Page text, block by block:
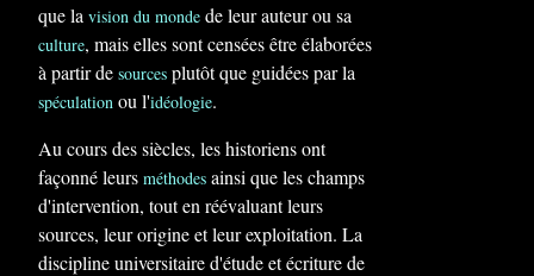
que la vision du monde de leur auteur ou sa
culture, mais elles sont censées être élaborées
à partir de sources plutôt que guidées par la
spéculation ou l'idéologie.
Au cours des siècles, les historiens ont
façonné leurs méthodes ainsi que les champs
d'intervention, tout en réévaluant leurs
sources, leur origine et leur exploitation. La
discipline universitaire d'étude et écriture de